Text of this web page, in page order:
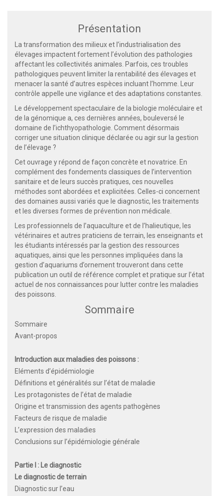
Présentation
La transformation des milieux et l’industrialisation des
élevages impactent fortement l’évolution des pathologies
affectant les collectivités animales. Parfois, ces troubles
pathologiques peuvent limiter la rentabilité des élevages et
menacer la santé d’autres espèces incluant l’homme. Leur
contrôle appelle une vigilance et des adaptations constantes.
Le développement spectaculaire de la biologie moléculaire et
de la génomique a, ces dernières années, bouleversé le
domaine de l’ichthyopathologie. Comment désormais
corriger une situation clinique déclarée ou agir sur la gestion
de l’élevage ?
Cet ouvrage y répond de façon concrète et novatrice. En
complément des fondements classiques de l’intervention
sanitaire et de leurs succès pratiques, ces nouvelles
méthodes sont abordées et explicitées. Celles-ci concernent
des domaines aussi variés que le diagnostic, les traitements
et les diverses formes de prévention non médicale.
Les professionnels de l’aquaculture et de l’halieutique, les
vétérinaires et autres praticiens de terrain, les enseignants et
les étudiants intéressés par la gestion des ressources
aquatiques, ainsi que les personnes impliquées dans la
gestion d’aquariums d’ornement trouveront dans cette
publication un outil de référence complet et pratique sur l’état
actuel de nos connaissances pour lutter contre les maladies
des poissons.
Sommaire
Sommaire
Avant-propos
Introduction aux maladies des poissons :
Eléments d’épidémiologie
Définitions et généralités sur l’état de maladie
Les protagonistes de l’état de maladie
Origine et transmission des agents pathogènes
Facteurs de risque de maladie
L’expression des maladies
Conclusions sur l’épidémiologie générale
Partie I : Le diagnostic
Le diagnostic de terrain
Diagnostic sur l’eau